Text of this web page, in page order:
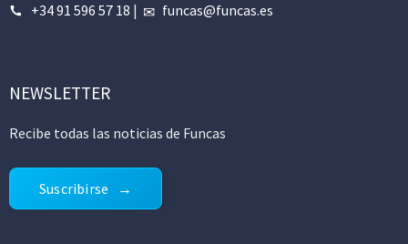
+34 91 596 57 18 | funcas@funcas.es
NEWSLETTER
Recibe todas las noticias de Funcas
Suscribirse